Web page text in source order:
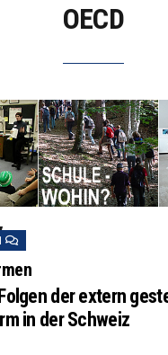
OECD
der extern
in der Schweiz